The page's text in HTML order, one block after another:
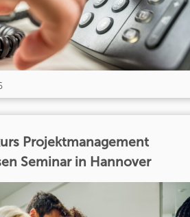
Projektmanagement
Seminar in Hannover